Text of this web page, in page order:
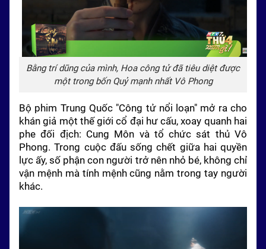
Bằng trí dũng của mình, Hoa công tử đã tiêu diệt được
một trong bốn Quỷ mạnh nhất Vô Phong
Bộ phim Trung Quốc "Công tử nổi loạn" mở ra cho
khán giả một thế giới cổ đại hư cấu, xoay quanh hai
phe đối địch: Cung Môn và tổ chức sát thủ Vô
Phong. Trong cuộc đấu sống chết giữa hai quyền
lực ấy, số phận con người trở nên nhỏ bé, không chỉ
vận mệnh mà tính mệnh cũng nằm trong tay người
khác.